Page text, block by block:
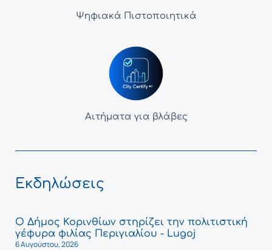
Ψηφιακά Πιστοποιητικά
Αιτήματα για βλάβες
Εκδηλώσεις
Ο Δήμος Κορινθίων στηρίζει την πολιτιστική
γέφυρα φιλίας Περιγιαλίου - Lugoj
6 Αυγούστου, 2026